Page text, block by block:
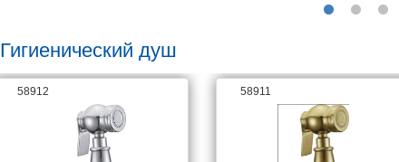
Гигиенический душ
58912 58911